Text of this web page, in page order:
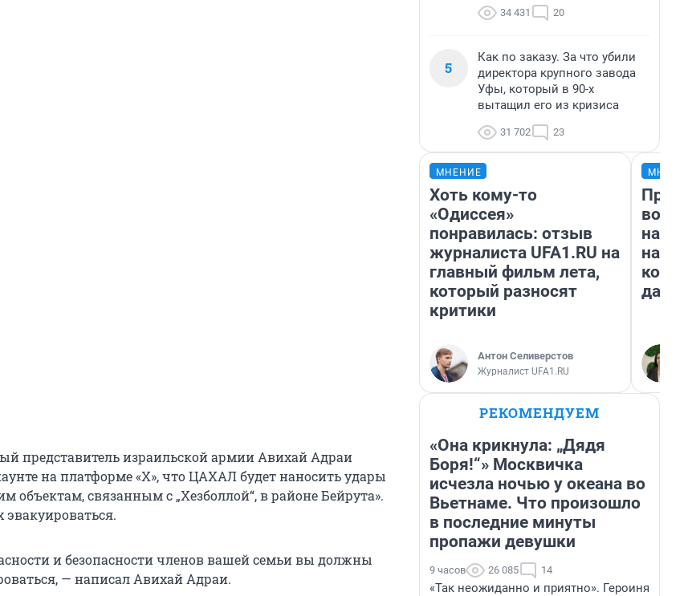
представитель израильской армии Авихай Адраи
на платформе «X», что ЦАХАЛ будет наносить удары
объектам, связанным с „Хезболлой“, в районе Бейрута».
и безопасности членов вашей семьи вы должны
— написал Авихай Адраи.
34 431 20
5
Как по заказу. За что убили
директора крупного завода
Уфы, который в 90-х
вытащил его из кризиса
31 702 23
МНЕНИЕ
Хоть кому-то
«Одиссея»
понравилась: отзыв
журналиста UFA1.RU на
главный фильм лета,
который разносят
критики
Антон Селиверстов
Журналист UFA1.RU
нам
даже
РЕКОМЕНДУЕМ
«Она крикнула: „Дядя
Боря!“» Москвичка
исчезла ночью у океана во
Вьетнаме. Что произошло
в последние минуты
пропажи девушки
9 часов 26 085 14
«Так неожиданно и приятно». Героиня